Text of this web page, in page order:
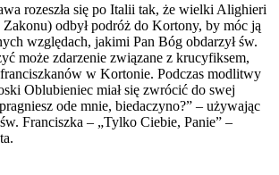
rozeszła się po Italii tak, że wielki Alighieri
odbył podróż do Kortony, by móc ją
względach, jakimi Pan Bóg obdarzył św.
może zdarzenie związane z krucyfiksem,
w Kortonie. Podczas modlitwy
Oblubieniec miał się zwrócić do swej
ode mnie, biedaczyno?” – używając
Franciszka – „Tylko Ciebie, Panie” –